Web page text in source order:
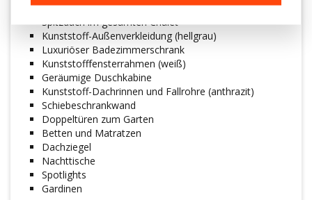
Kühl-Gefrierkombination
Spitzdach im gesamten Chalet
Kunststoff-Außenverkleidung (hellgrau)
Luxuriöser Badezimmerschrank
Kunststofffensterrahmen (weiß)
Geräumige Duschkabine
Kunststoff-Dachrinnen und Fallrohre (anthrazit)
Schiebeschrankwand
Doppeltüren zum Garten
Betten und Matratzen
Dachziegel
Nachttische
Spotlights
Gardinen